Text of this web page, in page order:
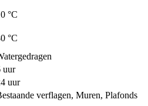
°C
°C
uur
uur
verflagen, Muren, Plafonds